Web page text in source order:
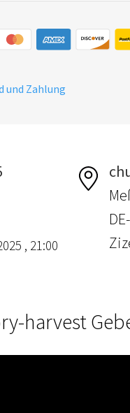
und Zahlung
, 21:00
harvest